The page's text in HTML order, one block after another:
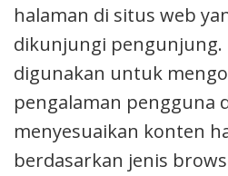
halaman di situs web
dikunjungi
digunakan untuk
pengalaman pengguna
menyesuaikan konten
berdasarkan jenis